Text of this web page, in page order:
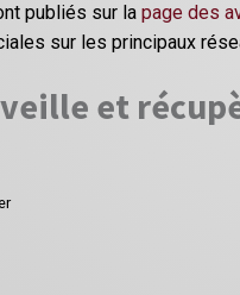
publiés sur la page des
sur les principaux
et